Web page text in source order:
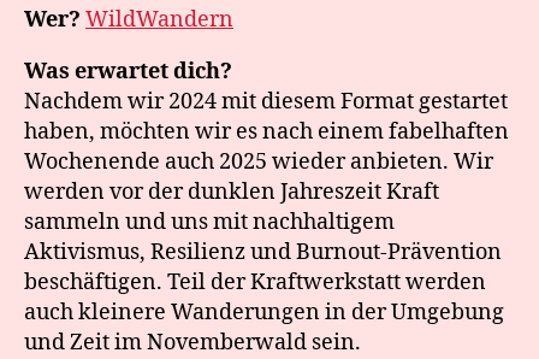
Wer? WildWandern
Was erwartet dich?
Nachdem wir 2024 mit diesem Format gestartet
haben, möchten wir es nach einem fabelhaften
Wochenende auch 2025 wieder anbieten. Wir
werden vor der dunklen Jahreszeit Kraft
sammeln und uns mit nachhaltigem
Aktivismus, Resilienz und Burnout-Prävention
beschäftigen. Teil der Kraftwerkstatt werden
auch kleinere Wanderungen in der Umgebung
und Zeit im Novemberwald sein.